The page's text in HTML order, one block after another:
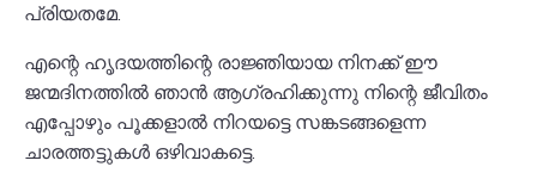
പ്രിയതമേ.
എന്റെ ഹൃദയത്തിന്റെ രാജ്ഞിയായ നിനക്ക് ഈ
ജന്മദിനത്തിൽ ഞാൻ ആഗ്രഹിക്കുന്നു നിന്റെ ജീവിതം
എപ്പോഴും പൂക്കളാൽ നിറയട്ടെ സങ്കടങ്ങളെന്ന
ചാരത്തട്ടുകൾ ഒഴിവാകട്ടെ.